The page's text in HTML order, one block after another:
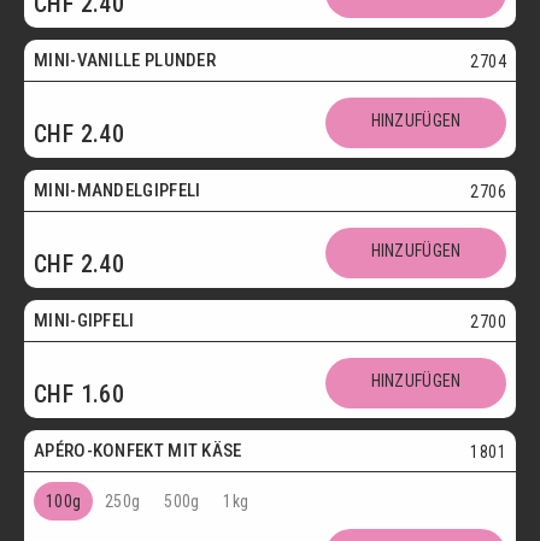
Vegetarisch
MINI-VANILLE PLUNDER 2704
CHF 2.40 HINZUFÜGEN
Vegetarisch
MINI-MANDELGIPFELI 2706
CHF 2.40 HINZUFÜGEN
Vegetarisch
MINI-GIPFELI 2700
CHF 1.60 HINZUFÜGEN
Vegetarisch
APÉRO-KONFEKT MIT KÄSE 1801
100g 250g 500g 1kg